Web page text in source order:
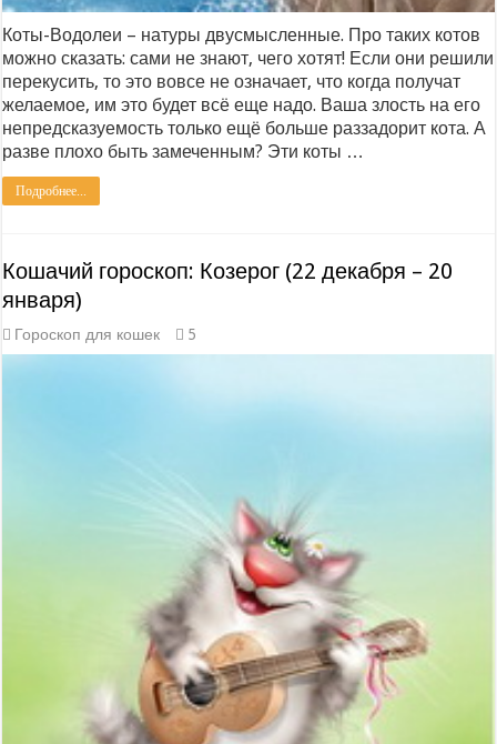
Коты-Водолеи – натуры двусмысленные. Про таких котов
можно сказать: сами не знают, чего хотят! Если они решили
перекусить, то это вовсе не означает, что когда получат
желаемое, им это будет всё еще надо. Ваша злость на его
непредсказуемость только ещё больше раззадорит кота. А
разве плохо быть замеченным? Эти коты …
Подробнее...
Кошачий гороскоп: Козерог (22 декабря – 20
января)
Гороскоп для кошек 5